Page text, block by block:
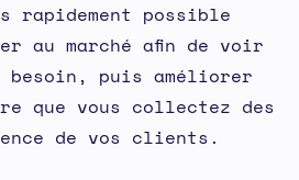
rapidement possible
au marché afin de voir
besoin, puis améliorer
que vous collectez des
de vos clients.